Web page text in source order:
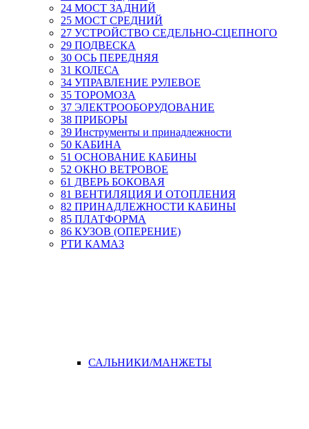
24 МОСТ ЗАДНИЙ
25 МОСТ СРЕДНИЙ
27 УСТРОЙСТВО СЕДЕЛЬНО-СЦЕПНОГО
29 ПОДВЕСКА
30 ОСЬ ПЕРЕДНЯЯ
31 КОЛЕСА
34 УПРАВЛЕНИЕ РУЛЕВОЕ
35 ТОРОМОЗА
37 ЭЛЕКТРООБОРУДОВАНИЕ
38 ПРИБОРЫ
39 Инструменты и принадлежности
50 КАБИНА
51 ОСНОВАНИЕ КАБИНЫ
52 ОКНО ВЕТРОВОЕ
61 ДВЕРЬ БОКОВАЯ
81 ВЕНТИЛЯЦИЯ И ОТОПЛЕНИЯ
82 ПРИНАДЛЕЖНОСТИ КАБИНЫ
85 ПЛАТФОРМА
86 КУЗОВ (ОПЕРЕНИЕ)
РТИ КАМАЗ
САЛЬНИКИ/МАНЖЕТЫ